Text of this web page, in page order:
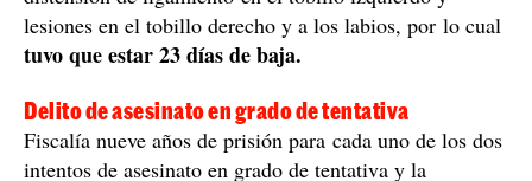
lesiones en el tobillo derecho y a los labios, por lo cual
tuvo que estar 23 días de baja.
Delito de asesinato en grado de tentativa
Fiscalía nueve años de prisión para cada uno de los dos
intentos de asesinato en grado de tentativa y la